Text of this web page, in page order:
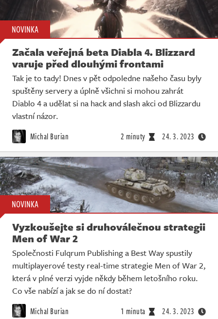
NOVINKA
Začala veřejná beta Diabla 4. Blizzard
varuje před dlouhými frontami
Tak je to tady! Dnes v pět odpoledne našeho času byly
spuštěny servery a úplně všichni si mohou zahrát
Diablo 4 a udělat si na hack and slash akci od Blizzardu
vlastní názor.
Michal Burian 2 minuty 24. 3. 2023
NOVINKA
Vyzkoušejte si druhoválečnou strategii
Men of War 2
Společnosti Fulqrum Publishing a Best Way spustily
multiplayerové testy real-time strategie Men of War 2,
která v plné verzi vyjde někdy během letošního roku.
Co vše nabízí a jak se do ní dostat?
Michal Burian 1 minuta 24. 3. 2023